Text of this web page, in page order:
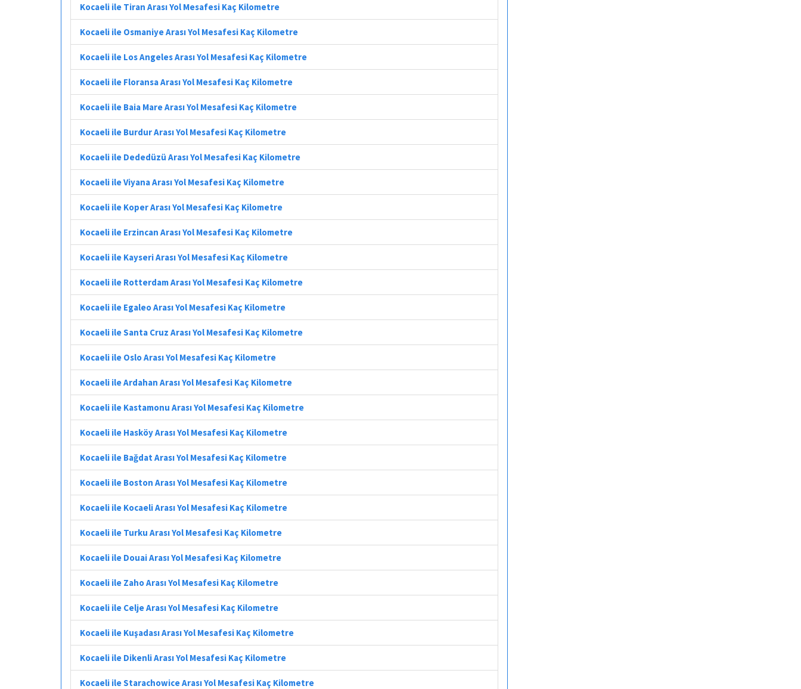
Kocaeli ile Tiran Arası Yol Mesafesi Kaç Kilometre
Kocaeli ile Osmaniye Arası Yol Mesafesi Kaç Kilometre
Kocaeli ile Los Angeles Arası Yol Mesafesi Kaç Kilometre
Kocaeli ile Floransa Arası Yol Mesafesi Kaç Kilometre
Kocaeli ile Baia Mare Arası Yol Mesafesi Kaç Kilometre
Kocaeli ile Burdur Arası Yol Mesafesi Kaç Kilometre
Kocaeli ile Dededüzü Arası Yol Mesafesi Kaç Kilometre
Kocaeli ile Viyana Arası Yol Mesafesi Kaç Kilometre
Kocaeli ile Koper Arası Yol Mesafesi Kaç Kilometre
Kocaeli ile Erzincan Arası Yol Mesafesi Kaç Kilometre
Kocaeli ile Kayseri Arası Yol Mesafesi Kaç Kilometre
Kocaeli ile Rotterdam Arası Yol Mesafesi Kaç Kilometre
Kocaeli ile Egaleo Arası Yol Mesafesi Kaç Kilometre
Kocaeli ile Santa Cruz Arası Yol Mesafesi Kaç Kilometre
Kocaeli ile Oslo Arası Yol Mesafesi Kaç Kilometre
Kocaeli ile Ardahan Arası Yol Mesafesi Kaç Kilometre
Kocaeli ile Kastamonu Arası Yol Mesafesi Kaç Kilometre
Kocaeli ile Hasköy Arası Yol Mesafesi Kaç Kilometre
Kocaeli ile Bağdat Arası Yol Mesafesi Kaç Kilometre
Kocaeli ile Boston Arası Yol Mesafesi Kaç Kilometre
Kocaeli ile Kocaeli Arası Yol Mesafesi Kaç Kilometre
Kocaeli ile Turku Arası Yol Mesafesi Kaç Kilometre
Kocaeli ile Douai Arası Yol Mesafesi Kaç Kilometre
Kocaeli ile Zaho Arası Yol Mesafesi Kaç Kilometre
Kocaeli ile Celje Arası Yol Mesafesi Kaç Kilometre
Kocaeli ile Kuşadası Arası Yol Mesafesi Kaç Kilometre
Kocaeli ile Dikenli Arası Yol Mesafesi Kaç Kilometre
Kocaeli ile Starachowice Arası Yol Mesafesi Kaç Kilometre